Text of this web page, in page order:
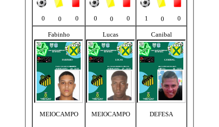
0 0 0 0 0 0 1 0 0
Fabinho
MEIOCAMPO
Lucas
MEIOCAMPO
Canibal
DEFESA